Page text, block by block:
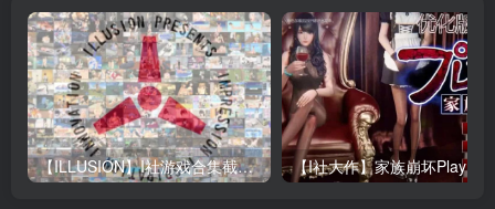
【ILLUSION】I社游戏合集截至2025 无修正汉化硬盘纯净版手慢无[微云/OD]